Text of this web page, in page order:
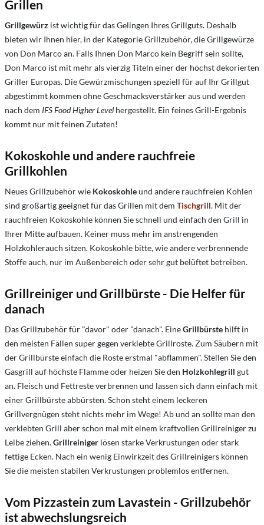
Grillen
Grillgewürz ist wichtig für das Gelingen Ihres Grillguts. Deshalb
bieten wir Ihnen hier, in der Kategorie Grillzubehör, die Grillgewürze
von Don Marco an. Falls Ihnen Don Marco kein Begriff sein sollte,
Don Marco ist mit mehr als vierzig Titeln einer der höchst dekorierten
Griller Europas. Die Gewürzmischungen speziell für auf Ihr Grillgut
abgestimmt kommen ohne Geschmacksverstärker aus und werden
nach dem IFS Food Higher Level hergestellt. Ein feines Grill-Ergebnis
kommt nur mit feinen Zutaten!
Kokoskohle und andere rauchfreie
Grillkohlen
Neues Grillzubehör wie Kokoskohleund andere rauchfreien Kohlen
sind großartig geeignet für das Grillen mit dem Tischgrill. Mit der
rauchfreien Kokoskohle können Sie schnell und einfach den Grill in
Ihrer Mitte aufbauen. Keiner muss mehr im anstrengenden
Holzkohlerauch sitzen. Kokoskohle bitte, wie andere verbrennende
Stoffe auch, nur im Außenbereich oder sehr gut belüftet betreiben.
Grillreiniger und Grillbürste - Die Helfer für
danach
Das Grillzubehör für "davor" oder "danach". EineGrillbürste hilft in
den meisten Fällen super gegen verklebte Grillroste. Zum Säubern mit
der Grillbürste einfach die Roste erstmal "abflammen". Stellen Sie den
Gasgrill auf höchste Flamme oder heizen Sie den Holzkohlegrill gut
an. Fleisch und Fettreste verbrennen und lassen sich dann einfach mit
einer Grillbürste abbürsten. Schon steht einem leckeren
Grillvergnügen steht nichts mehr im Wege! Ab und an sollte man den
verklebten Grill aber schon mal mit einem kraftvollen Grillreiniger zu
Leibe ziehen.Grillreiniger lösen starke Verkrustungen oder stark
fettige Ecken. Nach ein wenig Einwirkzeit des Grillreinigers können
Sie die meisten stabilen Verkrustungen problemlos entfernen.
Vom Pizzastein zum Lavastein - Grillzubehör
ist abwechslungsreich